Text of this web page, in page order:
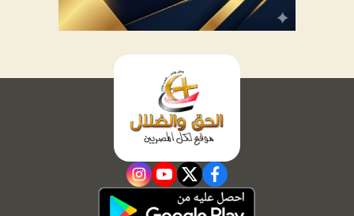
facebook
twitter
youtube
instagram